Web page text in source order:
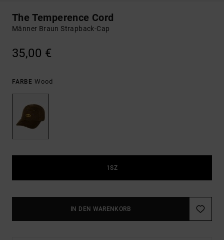
The Temperence Cord
Männer Braun Strapback-Cap
35,00 €
FARBE Wood
1SZ
IN DEN WARENKORB